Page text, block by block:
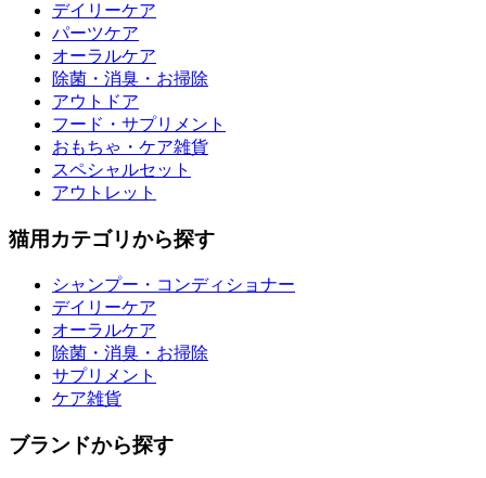
デイリーケア
パーツケア
オーラルケア
除菌・消臭・お掃除
アウトドア
フード・サプリメント
おもちゃ・ケア雑貨
スペシャルセット
アウトレット
猫用カテゴリから探す
シャンプー・コンディショナー
デイリーケア
オーラルケア
除菌・消臭・お掃除
サプリメント
ケア雑貨
ブランドから探す